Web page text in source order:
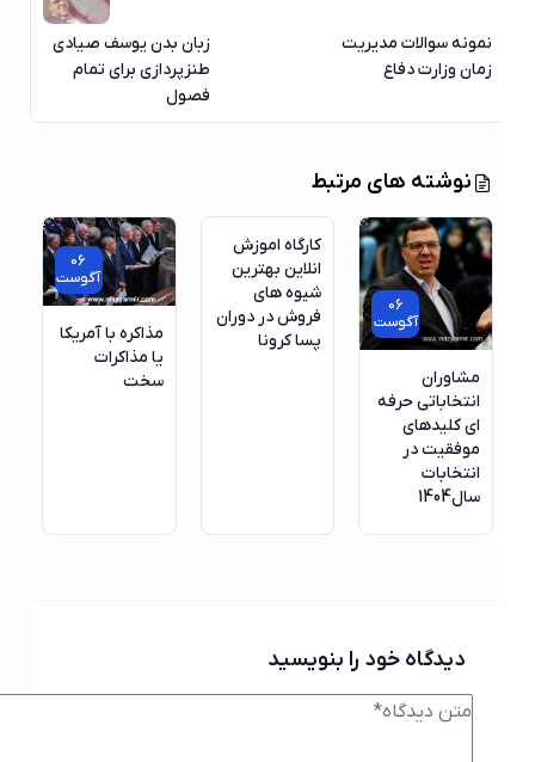
نمونه سوالات مدیریت
زمان وزارت دفاع
زبان بدن یوسف صیادی
طنزپردازی برای تمام
فصول
نوشته های مرتبط
06
آگوست
مشاوران
انتخاباتی حرفه
ای کلیدهای
موفقیت در
انتخابات
کارگاه اموزش
انلاین بهترین
شیوه های
فروش در دوران
پسا کرونا
06
آگوست
مذاکره با آمریکا
یا مذاکرات
سخت
دیدگاه خود را بنویسید